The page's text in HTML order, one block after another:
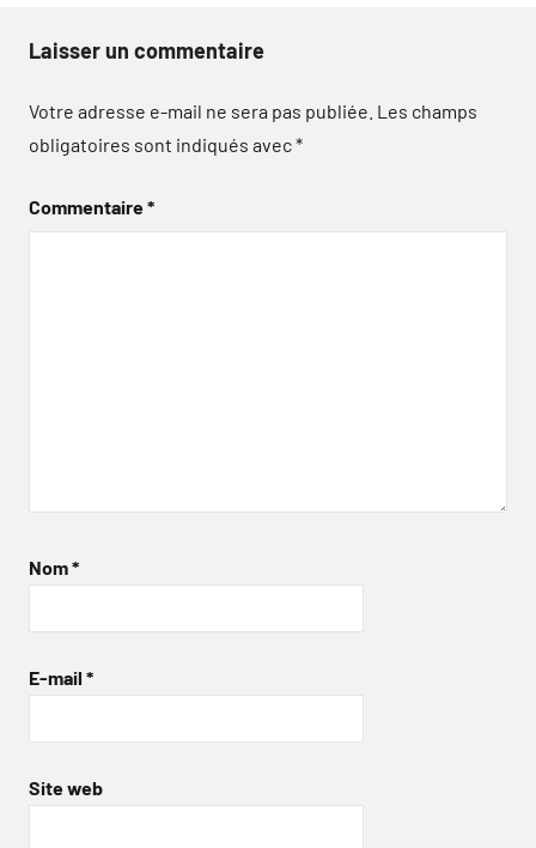
Laisser un commentaire
Votre adresse e-mail ne sera pas publiée. Les champs
obligatoires sont indiqués avec*
Commentaire*
Nom*
E-mail *
Site web